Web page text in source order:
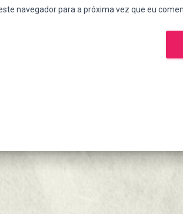
navegador para a próxima vez que eu